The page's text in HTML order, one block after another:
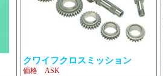
クワイフクロスミッション
価格 ASK